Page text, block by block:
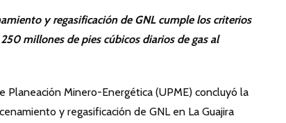
y regasificación de GNL cumple los criterios
millones de pies cúbicos diarios de gas al
Planeación Minero-Energética (UPME) concluyó la
y regasificación de GNL en La Guajira